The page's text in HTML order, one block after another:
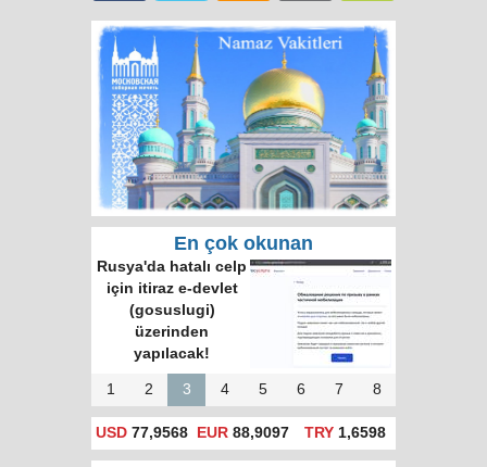
En çok okunan
Rusya'da hatalı celp
için itiraz e-devlet
(gosuslugi)
üzerinden
yapılacak!
1 2 3 4 5 6 7 8
USD 77,9568 EUR 88,9097 TRY1,6598